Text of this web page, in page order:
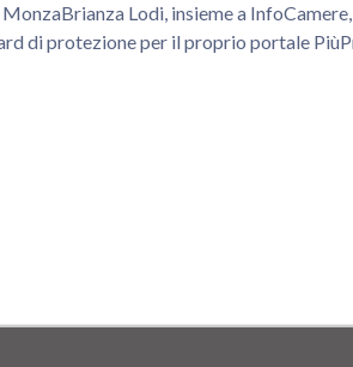
Lodi, insieme a
di protezione per il proprio portale